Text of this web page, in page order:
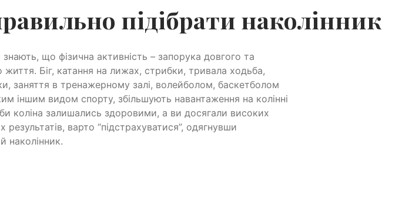
підібрати наколінник
знають, що фізична активність – запорука довгого та
життя. Біг, катання на лижах, стрибки, тривала ходьба,
заняття в тренажерному залі, волейболом, баскетболом
іншим видом спорту, збільшують навантаження на колінні
коліна залишались здоровими, а ви досягали високих
результатів, варто “підстрахуватися”, одягнувши
наколінник.